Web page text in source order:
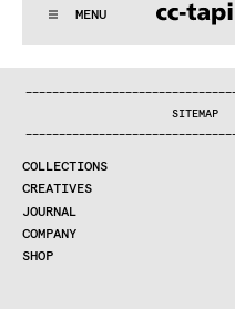
MENU
^:..:^:. .:^:. .:^:..:^:..:^:.
WE MAKE
COMPANY
CONTRACT DIVISION
SHOP
———————————————————————————————
SITEMAP
———————————————————————————————
COLLECTIONS
CREATIVES
JOURNAL
COMPANY
SHOP